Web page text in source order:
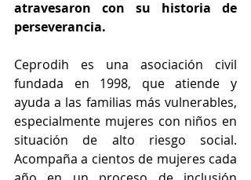
atravesaron con su historia de
perseverancia.
Ceprodih es una asociación civil
fundada en 1998, que atiende y
ayuda a las familias más vulnerables,
especialmente mujeres con niños en
situación de alto riesgo social.
Acompaña a cientos de mujeres cada